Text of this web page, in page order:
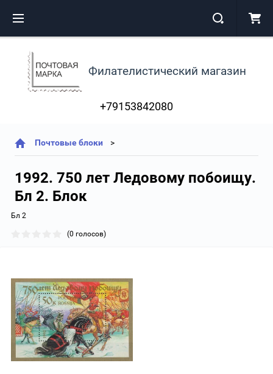
Филателистический магазин
+79153842080
Почтовые блоки
1992. 750 лет Ледовому побоищу.
Бл 2. Блок
Бл 2
(0 голосов)